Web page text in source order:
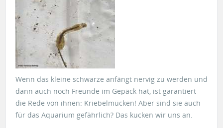
Wenn das kleine schwarze anfängt nervig zu werden und
dann auch noch Freunde im Gepäck hat, ist garantiert
die Rede von ihnen: Kriebelmücken! Aber sind sie auch
für das Aquarium gefährlich? Das kucken wir uns an.